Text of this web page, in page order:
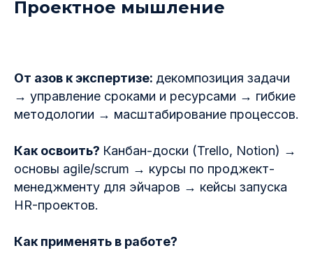
Проектное мышление
От азов к экспертизе: декомпозиция задачи
→ управление сроками и ресурсами → гибкие
методологии → масштабирование процессов.
Как освоить? Канбан-доски (Trello, Notion) →
основы agile/scrum → курсы по проджект-
менеджменту для эйчаров → кейсы запуска
HR-проектов.
Как применять в работе?